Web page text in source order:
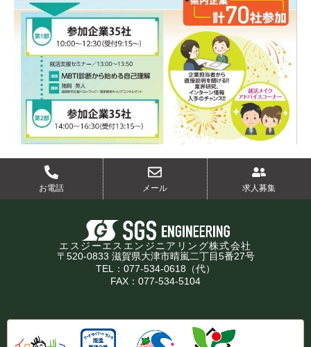
お電話 メール 求人募集
エスジーエスエンジニアリング株式会社
〒520-0833 滋賀県大津市晴嵐二丁目5番27号
TEL：077-534-0618（代）
FAX：077-534-5104